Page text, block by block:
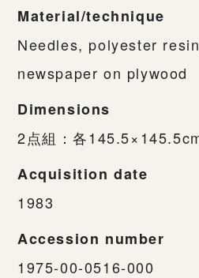
Material/technique
Needles, polyester
newspaper on plywood
Dimensions
2点組：各
Acquisition date
1983
Accession number
1975-00-0516-000